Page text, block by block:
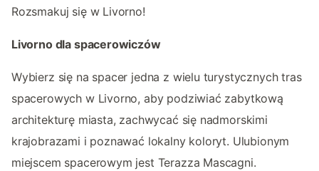
Rozsmakuj się w Livorno!
Livorno dla spacerowiczów
Wybierz się na spacer jedna z wielu turystycznych tras
spacerowych w Livorno, aby podziwiać zabytkową
architekturę miasta, zachwycać się nadmorskimi
krajobrazami i poznawać lokalny koloryt. Ulubionym
miejscem spacerowym jest Terazza Mascagni.